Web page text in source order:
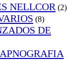
NELLCOR (2)
(8)
DE